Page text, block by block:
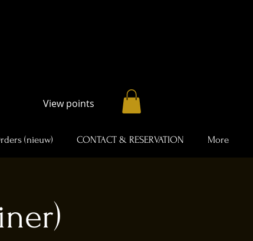
View points
(nieuw) CONTACT & RESERVATION More